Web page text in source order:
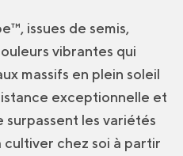
issues de semis,
vibrantes qui
massifs en plein soleil
exceptionnelle et
les variétés
chez soi à partir